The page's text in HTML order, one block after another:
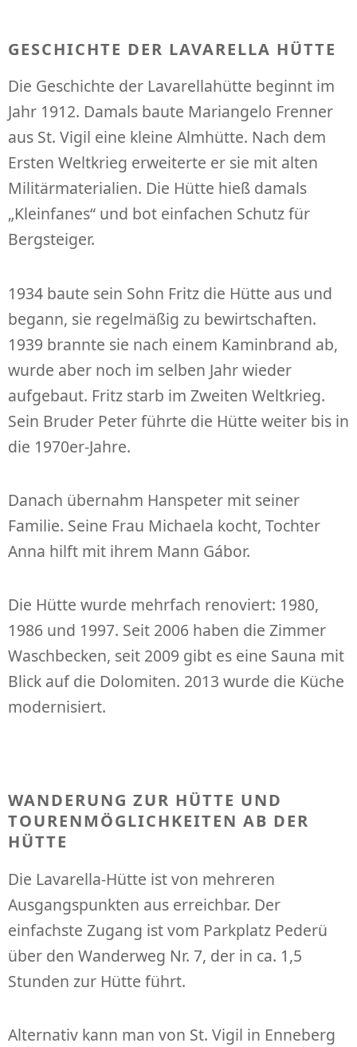
GESCHICHTE DER LAVARELLA HÜTTE
Die Geschichte der Lavarellahütte beginnt im
Jahr 1912. Damals baute Mariangelo Frenner
aus St. Vigil eine kleine Almhütte. Nach dem
Ersten Weltkrieg erweiterte er sie mit alten
Militärmaterialien. Die Hütte hieß damals
„Kleinfanes“ und bot einfachen Schutz für
Bergsteiger.
1934 baute sein Sohn Fritz die Hütte aus und
begann, sie regelmäßig zu bewirtschaften.
1939 brannte sie nach einem Kaminbrand ab,
wurde aber noch im selben Jahr wieder
aufgebaut. Fritz starb im Zweiten Weltkrieg.
Sein Bruder Peter führte die Hütte weiter bis in
die 1970er-Jahre.
Danach übernahm Hanspeter mit seiner
Familie. Seine Frau Michaela kocht, Tochter
Anna hilft mit ihrem Mann Gábor.
Die Hütte wurde mehrfach renoviert: 1980,
1986 und 1997. Seit 2006 haben die Zimmer
Waschbecken, seit 2009 gibt es eine Sauna mit
Blick auf die Dolomiten. 2013 wurde die Küche
modernisiert.
WANDERUNG ZUR HÜTTE UND
TOURENMÖGLICHKEITEN AB DER
HÜTTE
Die Lavarella-Hütte ist von mehreren
Ausgangspunkten aus erreichbar. Der
einfachste Zugang ist vom Parkplatz Pederü
über den Wanderweg Nr. 7, der in ca. 1,5
Stunden zur Hütte führt.
Alternativ kann man von St. Vigil in Enneberg